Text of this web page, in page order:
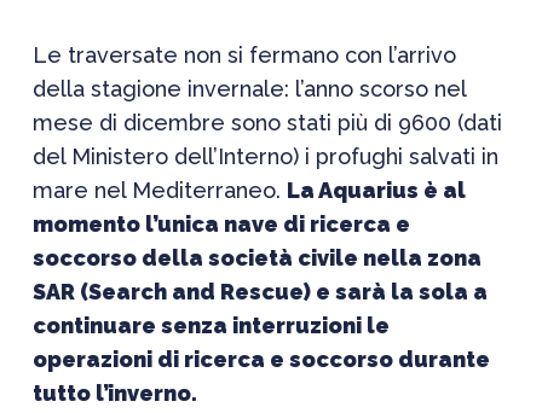
Le traversate non si fermano con l’arrivo
della stagione invernale: l’anno scorso nel
mese di dicembre sono stati più di 9600 (dati
del Ministero dell’Interno) i profughi salvati in
mare nel Mediterraneo. La Aquarius è al
momento l’unica nave di ricerca e
soccorso della società civile nella zona
SAR (Search and Rescue) e sarà la sola a
continuare senza interruzioni le
operazioni di ricerca e soccorso durante
tutto l’inverno.